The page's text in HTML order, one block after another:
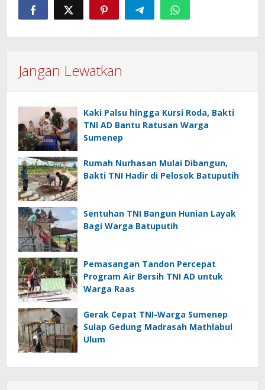
Jangan Lewatkan
Kaki Palsu hingga Kursi Roda, Bakti
TNI AD Bantu Ratusan Warga
Sumenep
Rumah Nurhasan Mulai Dibangun,
Bakti TNI Hadir di Pelosok Batuputih
Sentuhan TNI Bangun Hunian Layak
Bagi Warga Batuputih
Pemasangan Tandon Percepat
Program Air Bersih TNI AD untuk
Warga Raas
Gerak Cepat TNI-Warga Sumenep
Sulap Gedung Madrasah Mathlabul
Ulum